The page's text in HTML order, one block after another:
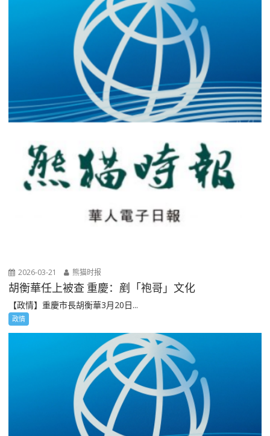
2026-03-21 熊猫时报
胡衡華任上被查 重慶：剷「袍哥」文化
【政情】重慶市長胡衡華3月20日...
政情